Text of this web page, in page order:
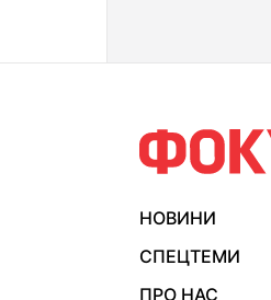
НОВИНИ
СПЕЦТЕМИ
ПРО НАС